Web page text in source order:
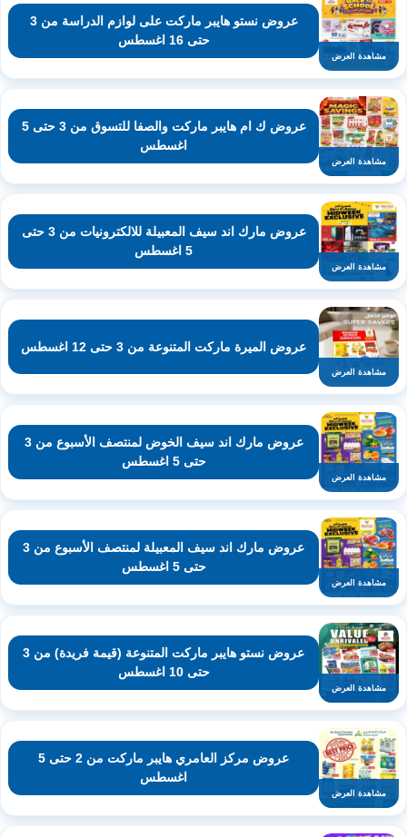
مشاهدة العرض
عروض نستو هايبر ماركت على لوازم الدراسة من 3
حتى 16 اغسطس
مشاهدة العرض
عروض ك ام هايبر ماركت والصفا للتسوق من 3 حتى 5
اغسطس
مشاهدة العرض
عروض مارك اند سيف المعبيلة للالكترونيات من 3 حتى
5 اغسطس
مشاهدة العرض
عروض الميرة ماركت المتنوعة من 3 حتى 12 اغسطس
مشاهدة العرض
عروض مارك اند سيف الخوض لمنتصف الأسبوع من 3
حتى 5 اغسطس
مشاهدة العرض
عروض مارك اند سيف المعبيلة لمنتصف الأسبوع من 3
حتى 5 اغسطس
مشاهدة العرض
عروض نستو هايبر ماركت المتنوعة (قيمة فريدة) من 3
حتى 10 اغسطس
مشاهدة العرض
عروض مركز العامري هايبر ماركت من 2 حتى 5
اغسطس